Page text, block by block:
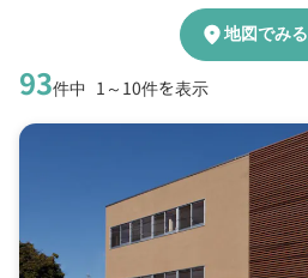
93件中 1～10件を表示
location_on地図でみる